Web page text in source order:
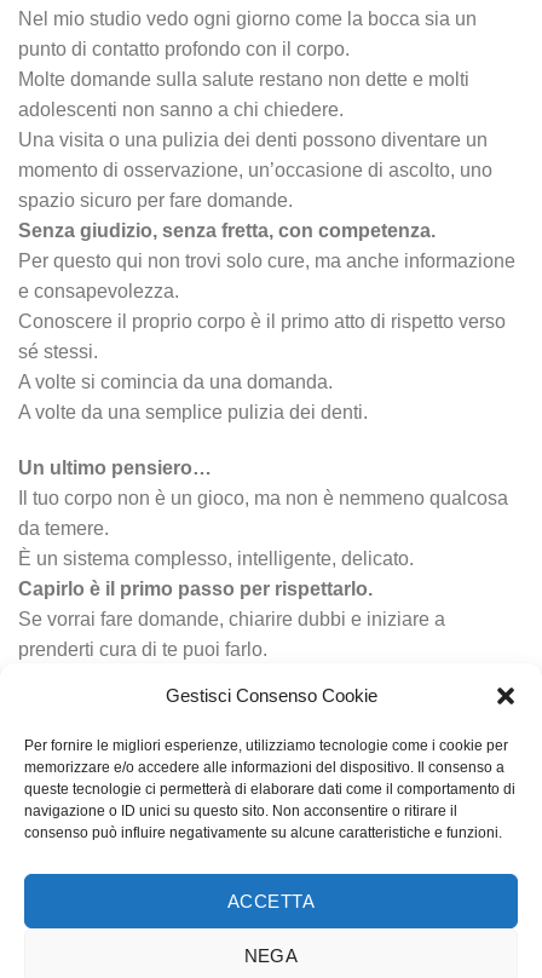
Gestisci Consenso Cookie
Per fornire le migliori esperienze, utilizziamo tecnologie come i cookie per
memorizzare e/o accedere alle informazioni del dispositivo. Il consenso a
queste tecnologie ci permetterà di elaborare dati come il comportamento di
navigazione o ID unici su questo sito. Non acconsentire o ritirare il
consenso può influire negativamente su alcune caratteristiche e funzioni.
ACCETTA
NEGA
Nel mio studio vedo ogni giorno come la bocca sia un
punto di contatto profondo con il corpo.
Molte domande sulla salute restano non dette e molti
adolescenti non sanno a chi chiedere.
Una visita o una pulizia dei denti possono diventare un
momento di osservazione, un’occasione di ascolto, uno
spazio sicuro per fare domande.
Senza giudizio, senza fretta, con competenza.
Per questo qui non trovi solo cure, ma anche informazione
e consapevolezza.
Conoscere il proprio corpo è il primo atto di rispetto verso
sé stessi.
A volte si comincia da una domanda.
A volte da una semplice pulizia dei denti.
Un ultimo pensiero…
Il tuo corpo non è un gioco, ma non è nemmeno qualcosa
da temere.
È un sistema complesso, intelligente, delicato.
Capirlo è il primo passo per rispettarlo.
Se vorrai fare domande, chiarire dubbi e iniziare a
prenderti cura di te puoi farlo.
L’importante è iniziare!
“Ci prendiamo cura della persona, non solo della
bocca e dei denti.”